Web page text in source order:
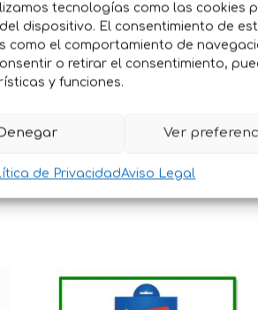
tecnologías como las cookies
dispositivo. El consentimiento de
el comportamiento de
o retirar el consentimiento,
y funciones.
Ver
de PrivacidadAviso Legal
control de moscas continuo.
de lucha antimoscas limpio,